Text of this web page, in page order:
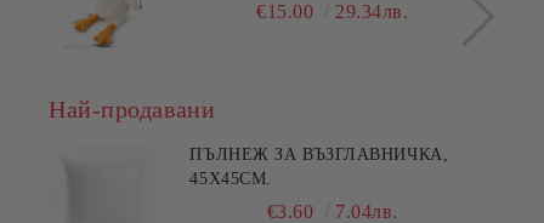
€15.00 29.34лв.
Най-продавани
ПЪЛНЕЖ ЗА ВЪЗГЛАВНИЧКА,
45X45СМ.
€3.60 7.04лв.